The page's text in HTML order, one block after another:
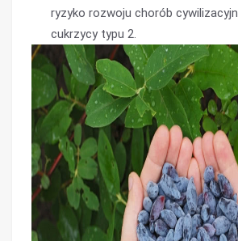
ryzyko rozwoju chorób
cukrzycy typu 2.